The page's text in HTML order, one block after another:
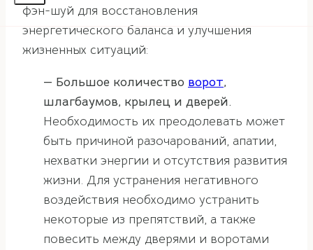
фэн-шуй для восстановления
энергетического баланса и улучшения
жизненных ситуаций:
— Большое количество ворот,
шлагбаумов, крылец и дверей.
Необходимость их преодолевать может
быть причиной разочарований, апатии,
нехватки энергии и отсутствия развития
жизни. Для устранения негативного
воздействия необходимо устранить
некоторые из препятствий, а также
повесить между дверями и воротами